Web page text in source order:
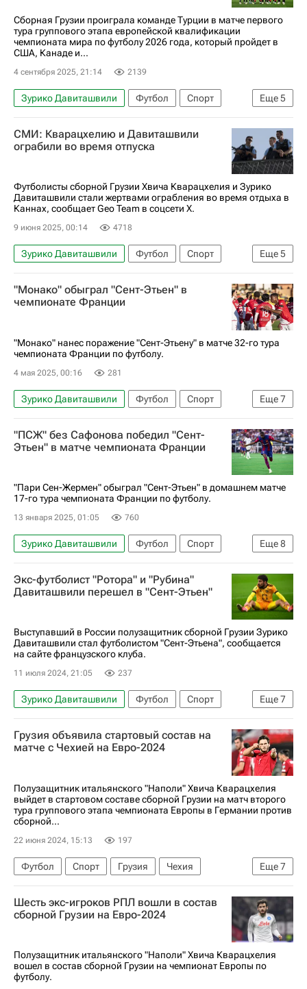
Сборная Грузии проиграла команде Турции в матче первого
тура группового этапа европейской квалификации
чемпионата мира по футболу 2026 года, который пройдет в
США, Канаде и...
4 сентября 2025, 21:14 2139
Еще5
Зурико Давиташвили Футбол
Спорт
Турция
Грузия США
Мерт Мюлдюр
Хвича Кварацхелия
СМИ: Кварацхелию и Давиташвили
ограбили во время отпуска
Футболисты сборной Грузии Хвича Кварацхелия и Зурико
Давиташвили стали жертвами ограбления во время отдыха в
Каннах, сообщает Geo Team в соцсети Х.
9 июня 2025, 00:14 4718
Еще5
Зурико Давиташвили Футбол
Спорт
Хвича Кварацхелия
Рубин
Интер
Локомотив (Москва)
"Монако" обыграл "Сент-Этьен" в
чемпионате Франции
"Монако" нанес поражение "Сент-Этьену" в матче 32-го тура
чемпионата Франции по футболу.
4 мая 2025, 00:16 281
Еще7
Зурико Давиташвили Футбол
Спорт
Сент-Этьен
Монако
Сент-Этьен
Александр Головин
Тулуза
Серия А 2026-2027 (Чемпионат Италии по футболу)
"ПСЖ" без Сафонова победил "Сент-
Этьен" в матче чемпионата Франции
"Пари Сен-Жермен" обыграл "Сент-Этьен" в домашнем матче
17-го тура чемпионата Франции по футболу.
13 января 2025, 01:05 760
Еще8
Зурико Давиташвили Футбол
Спорт
Франция
Париж
Усман Дембеле
Матвей Сафонов
Пари Сен-Жермен (ПСЖ)
Чемпионат Франции по футболу (Лига 1)
Экс-футболист "Ротора" и "Рубина"
Давиташвили перешел в "Сент-Этьен"
Выступавший в России полузащитник сборной Грузии Зурико
Давиташвили стал футболистом "Сент-Этьена", сообщается
на сайте французского клуба.
11 июля 2024, 21:05 237
Еще7
Зурико Давиташвили Футбол
Спорт
Грузия
Россия Тбилиси
Сент-Этьен
Ротор
Рубин Франция
Грузия объявила стартовый состав на
матче с Чехией на Евро-2024
Полузащитник итальянского "Наполи" Хвича Кварацхелия
выйдет в стартовом составе сборной Грузии на матч второго
тура группового этапа чемпионата Европы в Германии против
сборной...
22 июня 2024, 15:13 197
Еще7
Футбол Спорт Грузия
Чехия
Германия
Хвича Кварацхелия
Отар Какабадзе
Лаша Двали
Наполи
Союз европейских футбольных ассоциаций (УЕФА)
Евро-2024
Шесть экс-игроков РПЛ вошли в состав
сборной Грузии на Евро-2024
Полузащитник итальянского "Наполи" Хвича Кварацхелия
вошел в состав сборной Грузии на чемпионат Европы по
футболу.